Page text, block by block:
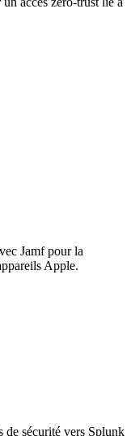
Jamf pour la
Apple.
de sécurité vers Splunk